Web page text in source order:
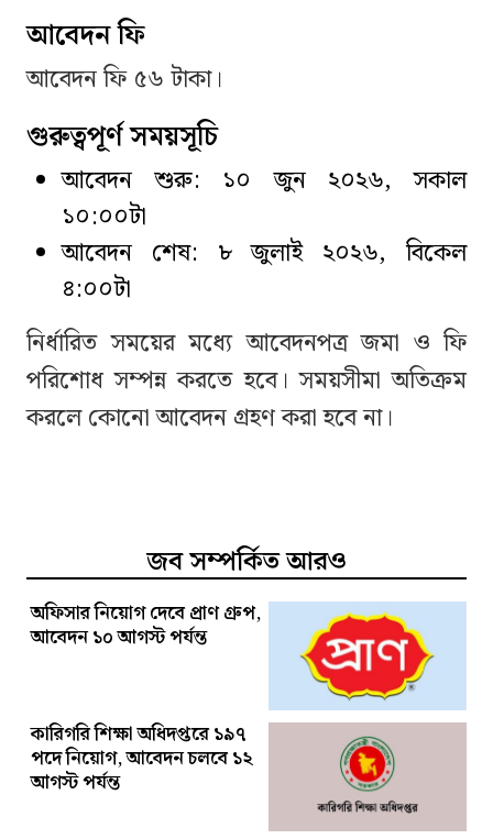
আবেদন ফি
আবেদন ফি ৫৬ টাকা।
গুরুত্বপূর্ণ সময়সূচি
আবেদন শুরু: ১০ জুন ২০২৬, সকাল
১০:০০টা
আবেদন শেষ: ৮ জুলাই ২০২৬, বিকেল
৪:০০টা
নির্ধারিত সময়ের মধ্যে আবেদনপত্র জমা ও ফি
পরিশোধ সম্পন্ন করতে হবে। সময়সীমা অতিক্রম
করলে কোনো আবেদন গ্রহণ করা হবে না।
জব সম্পর্কিত আরও
অফিসার নিয়োগ দেবে প্রাণ গ্রুপ,
আবেদন ১০ আগস্ট পর্যন্ত
কারিগরি শিক্ষা অধিদপ্তরে ১৯৭
পদে নিয়োগ, আবেদন চলবে ১২
আগস্ট পর্যন্ত